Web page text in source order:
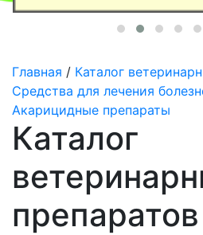
Главная / Каталог
Средства для лечения
Акарицидные препараты
Каталог
препаратов